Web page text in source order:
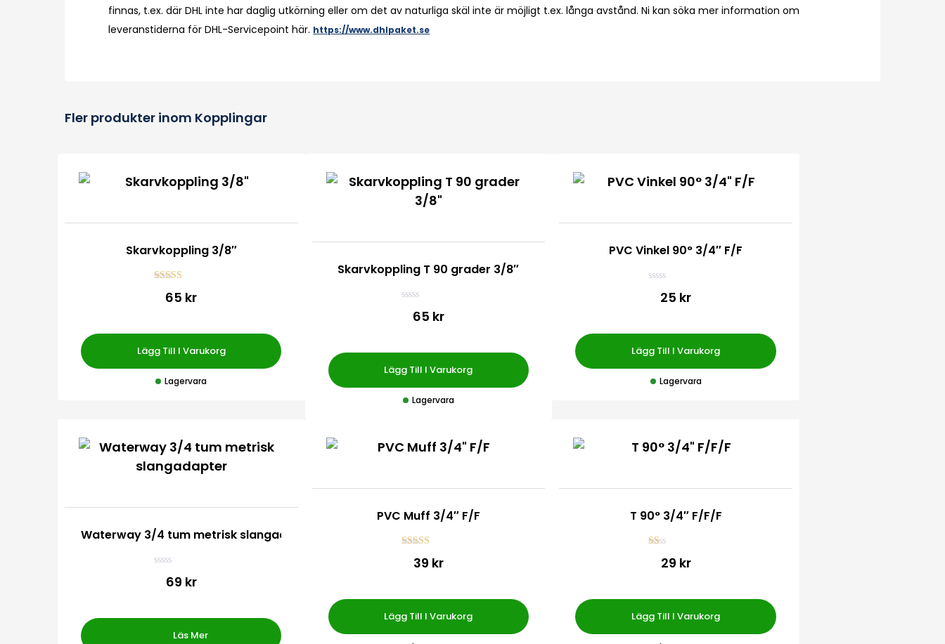
finnas, t.ex. där DHL inte har daglig utkörning eller om det av naturliga skäl inte är möjligt t.ex. långa avstånd. Ni kan söka mer information om
leveranstiderna för DHL-Servicepoint här. https://www.dhlpaket.se
Fler produkter inom Kopplingar
Skarvkoppling 3/8″
Betygsatt
4.33
65 kr
Lägg Till I Varukorg
Lagervara
Skarvkoppling T 90 grader 3/8″
a
t
t
0
a
65 kr
Lägg Till I Varukorg
Lagervara
PVC Vinkel 90° 3/4″ F/F
a
t
t
0
a
25 kr
Lägg Till I Varukorg
Lagervara
Waterway 3/4 tum metrisk slangadapter
69 kr
Läs Mer
PVC Muff 3/4″ F/F
4.60
39 kr
Lägg Till I Varukorg
T 90° 3/4″ F/F/F
av
5
29 kr
Lägg Till I Varukorg